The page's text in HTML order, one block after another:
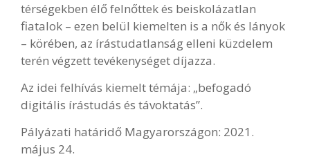
térségekben élő felnőttek és beiskolázatlan
fiatalok – ezen belül kiemelten is a nők és lányok
– körében, az írástudatlanság elleni küzdelem
terén végzett tevékenységet díjazza.
Az idei felhívás kiemelt témája: „befogadó
digitális írástudás és távoktatás”.
Pályázati határidő Magyarországon: 2021.
május 24.